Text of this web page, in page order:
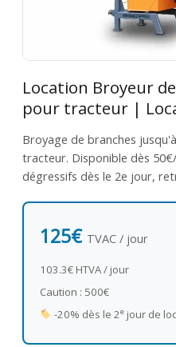
Location Broyeur
pour tracteur |
Broyage de branches
tracteur. Disponible dès
dégressifs dès le 2e jour,
125€ TVAC / jour
103.3€ HTVA / jour
Caution : 500€
-20% dès le 2ejour de